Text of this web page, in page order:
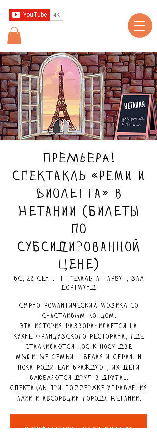
ПРЕМЬЕРА!
Спектакль «Реми и
Виолетта» в
Нетании (билеты
по
субсидированной
цене)
вс, 22 сент.
Гехаль а-Тарбут, зал
Дортмунд
Сырно-романтический мюзикл со
счастливым концом.
Эта история разворачивается на
кухне французского ресторана, где
сталкиваются нос к носу две
мышиные семьи – белая и серая. И
пока родители враждуют, их дети
влюбляются друг в друга…
Спектакль при поддержке управления
алии и абсорбции города Нетании.
К сожалению, мест больше